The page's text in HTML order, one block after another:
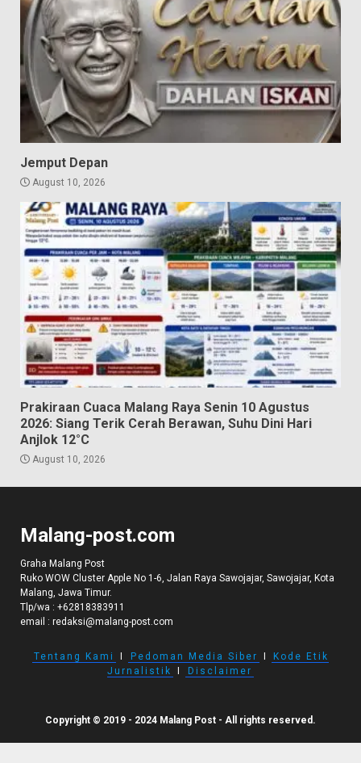
Jemput Depan
August 10, 2026
Prakiraan Cuaca Malang Raya Senin 10 Agustus
2026: Siang Terik Cerah Berawan, Suhu Dini Hari
Anjlok 12°C
August 10, 2026
Malang-post.com
Graha Malang Post
Ruko WOW Cluster Apple No 1-6, Jalan Raya Sawojajar, Sawojajar, Kota
Malang, Jawa Timur.
Tlp/wa : +62818383911
email : redaksi@malang-post.com
Tentang Kami Pedoman Media Siber
Kode Etik
Jurnalistik
Disclaimer
Copyright © 2019 - 2024 Malang Post - All rights reserved.